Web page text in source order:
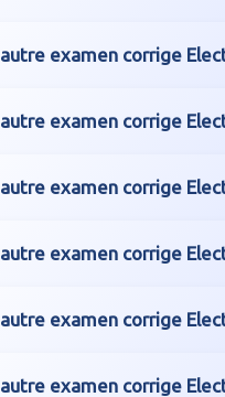
autre examen corrige
autre examen corrige
autre examen corrige
autre examen corrige
autre examen corrige
autre examen corrige